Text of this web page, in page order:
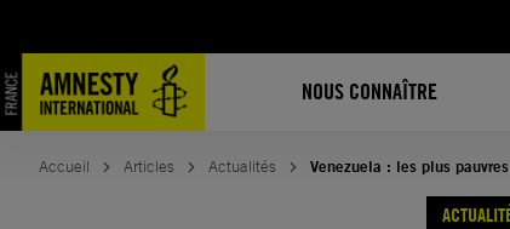
NOUS CONNAÎTRE
contenu
Accueil Articles Actualités Venezuela : les plus